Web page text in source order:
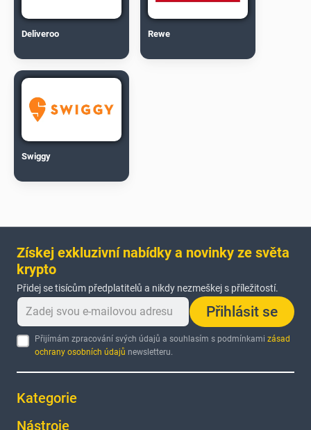
Deliveroo Rewe
Swiggy
Získej exkluzivní nabídky a novinky ze světa
krypto
Přidej se tisícům předplatitelů a nikdy nezmeškej s příležitostí.
Přihlásit se
Přijímám zpracování svých údajů a souhlasím s podmínkamizásad
ochrany osobních údajů newsletteru.
Kategorie
Nástroje